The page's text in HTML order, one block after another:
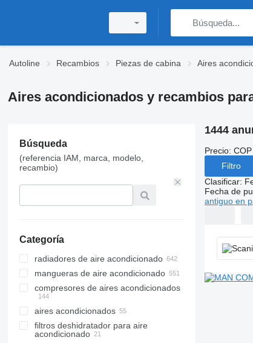
Autoline Recambios Piezas de cabina Aires
Aires acondicionados y recambios
Búsqueda
(referencia IAM, marca, modelo,
recambio)
Categoría
radiadores de aire acondicionado
mangueras de aire acondicionado
compresores de aires acondicionados
aires acondicionados
filtros deshidratador para aire
acondicionado
1444
Precio:
Filtro
Clasificar:
Fecha de
antiguo en